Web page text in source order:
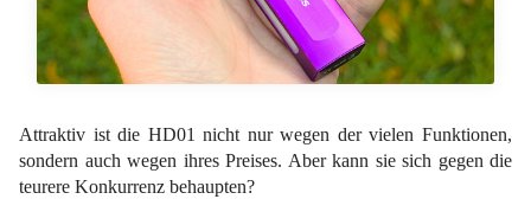
Attraktiv ist die HD01 nicht nur wegen der vielen Funktionen,
sondern auch wegen ihres Preises. Aber kann sie sich gegen die
teurere Konkurrenz behaupten?